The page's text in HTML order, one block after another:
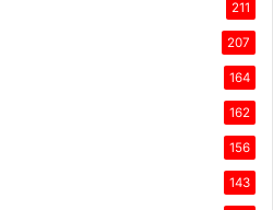
211
207
164
162
156
143